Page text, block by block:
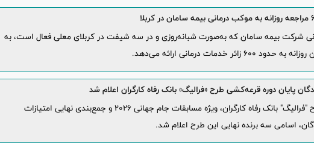
شرکت بیمه سامان که به‌صورت شبانه‌روزی و در سه شیفت در کربلای معلی فعال است، به
۶۰۰ زائر خدمات درمانی ارائه می‌دهد.
پایان دوره قرعه‌کشی طرح «فرالیگ» بانک رفاه کارگران اعلام شد
با پایان طرح "فرالیگ" بانک رفاه کارگران، ویژه مسابقات جام جهانی 2026 و جمع‌بندی نهایی امتیازات
اسامی سه برنده نهایی این طرح اعلام شد.